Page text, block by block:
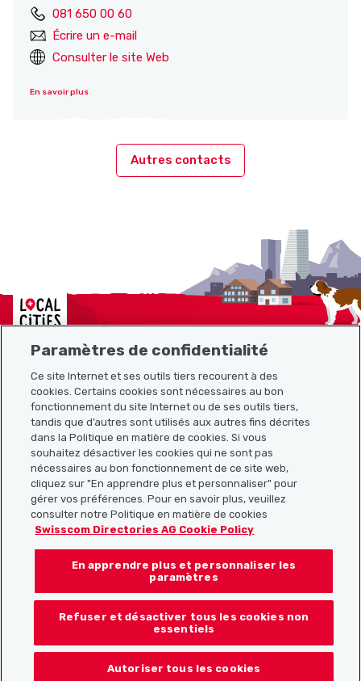
081 650 00 60
Écrire un e-mail
Consulter le site Web
En savoir plus
Autres contacts
Localcities
Plan du site
Liens utiles
Télécharger l’application Localcities
Suis-nous sur les réseaux sociaux :
Paramètres de confidentialité
Ce site Internet et ses outils tiers recourent à des
cookies. Certains cookies sont nécessaires au bon
fonctionnement du site Internet ou de ses outils tiers,
tandis que d’autres sont utilisés aux autres fins décrites
dans la Politique en matière de cookies. Si vous
souhaitez désactiver les cookies qui ne sont pas
nécessaires au bon fonctionnement de ce site web,
cliquez sur "En apprendre plus et personnaliser" pour
gérer vos préférences. Pour en savoir plus, veuillez
consulter notre Politique en matière de cookies
Swisscom Directories AG Cookie Policy
En apprendre plus et personnaliser les
paramètres
Refuser et désactiver tous les cookies non
essentiels
Autoriser tous les cookies